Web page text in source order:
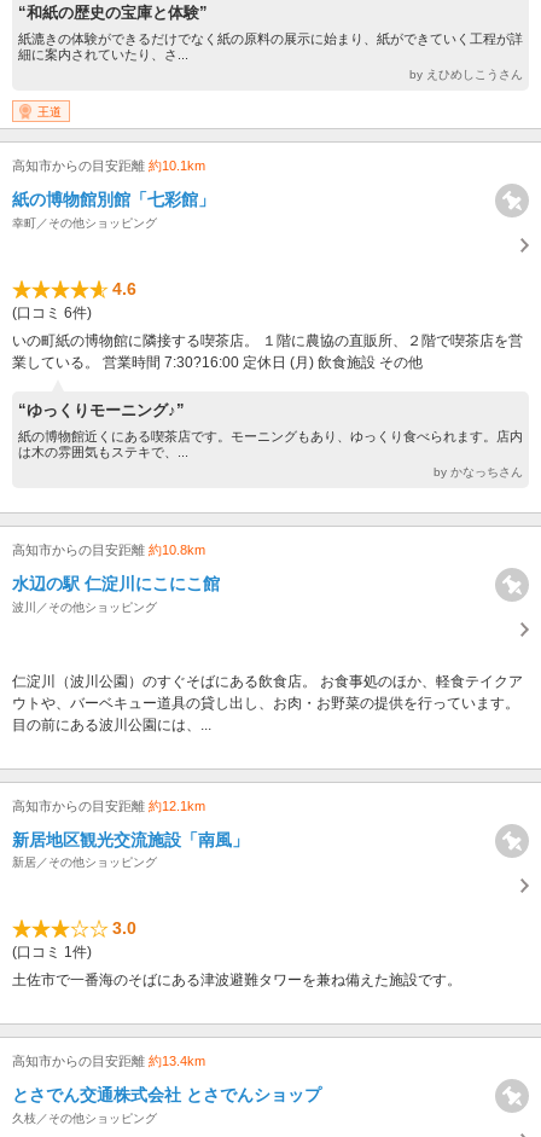
“和紙の歴史の宝庫と体験”
紙漉きの体験ができるだけでなく紙の原料の展示に始まり、紙ができていく工程が詳
細に案内されていたり、さ...
by えひめしこうさん
王道
高知市からの目安距離 約10.1km
紙の博物館別館「七彩館」
幸町／その他ショッピング
4.6
(口コミ 6件)
いの町紙の博物館に隣接する喫茶店。 １階に農協の直販所、２階で喫茶店を営
業している。 営業時間 7:30?16:00 定休日 (月) 飲食施設 その他
“ゆっくりモーニング♪”
紙の博物館近くにある喫茶店です。モーニングもあり、ゆっくり食べられます。店内
は木の雰囲気もステキで、...
by かなっちさん
高知市からの目安距離 約10.8km
水辺の駅 仁淀川にこにこ館
波川／その他ショッピング
仁淀川（波川公園）のすぐそばにある飲食店。 お食事処のほか、軽食テイクア
ウトや、バーベキュー道具の貸し出し、お肉・お野菜の提供を行っています。
目の前にある波川公園には、...
高知市からの目安距離 約12.1km
新居地区観光交流施設「南風」
新居／その他ショッピング
3.0
(口コミ 1件)
土佐市で一番海のそばにある津波避難タワーを兼ね備えた施設です。
高知市からの目安距離 約13.4km
とさでん交通株式会社 とさでんショップ
久枝／その他ショッピング